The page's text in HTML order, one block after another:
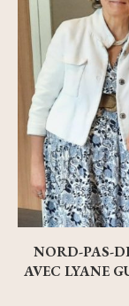
NORD-PAS-
AVEC LYANE